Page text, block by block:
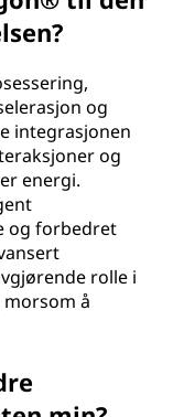
og
integrasjonen
og
energi.
og forbedret
rolle i
å